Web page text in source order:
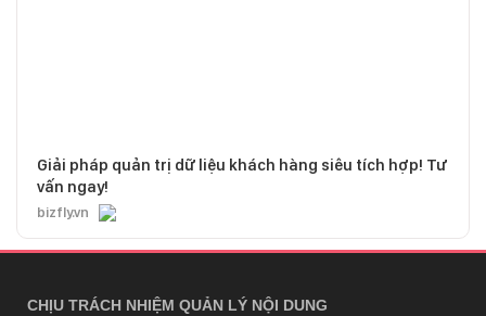
Giải pháp quản trị dữ liệu khách hàng siêu tích hợp! Tư
vấn ngay!
bizfly.vn
CHỊU TRÁCH NHIỆM QUẢN LÝ NỘI DUNG